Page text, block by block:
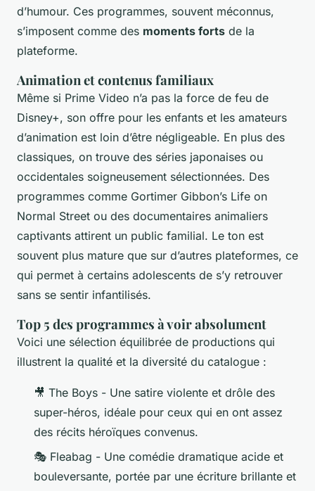
d’humour. Ces programmes, souvent méconnus,
s’imposent comme des moments forts de la
plateforme.
Animation et contenus familiaux
Même si Prime Video n’a pas la force de feu de
Disney+, son offre pour les enfants et les amateurs
d’animation est loin d’être négligeable. En plus des
classiques, on trouve des séries japonaises ou
occidentales soigneusement sélectionnées. Des
programmes comme Gortimer Gibbon’s Life on
Normal Street ou des documentaires animaliers
captivants attirent un public familial. Le ton est
souvent plus mature que sur d’autres plateformes, ce
qui permet à certains adolescents de s’y retrouver
sans se sentir infantilisés.
Top 5 des programmes à voir absolument
Voici une sélection équilibrée de productions qui
illustrent la qualité et la diversité du catalogue :
🎥 The Boys - Une satire violente et drôle des
super-héros, idéale pour ceux qui en ont assez
des récits héroïques convenus.
🎭 Fleabag - Une comédie dramatique acide et
bouleversante, portée par une écriture brillante et